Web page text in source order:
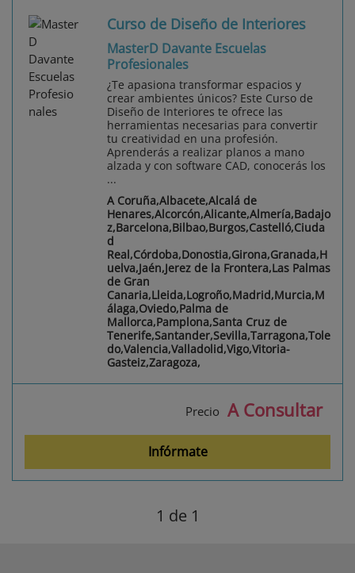
Curso de Diseño de Interiores
MasterD Davante Escuelas
Profesionales
¿Te apasiona transformar espacios y
crear ambientes únicos? Este Curso de
Diseño de Interiores te ofrece las
herramientas necesarias para convertir
tu creatividad en una profesión.
Aprenderás a realizar planos a mano
alzada y con software CAD, conocerás los
...
A Coruña,Albacete,Alcalá de
Henares,Alcorcón,Alicante,Almería,Badajo
z,Barcelona,Bilbao,Burgos,Castelló,Ciuda
d
Real,Córdoba,Donostia,Girona,Granada,H
uelva,Jaén,Jerez de la Frontera,Las Palmas
de Gran
Canaria,Lleida,Logroño,Madrid,Murcia,M
álaga,Oviedo,Palma de
Mallorca,Pamplona,Santa Cruz de
Tenerife,Santander,Sevilla,Tarragona,Tole
do,Valencia,Valladolid,Vigo,Vitoria-
Gasteiz,Zaragoza,
Precio A Consultar
Infórmate
1 de 1